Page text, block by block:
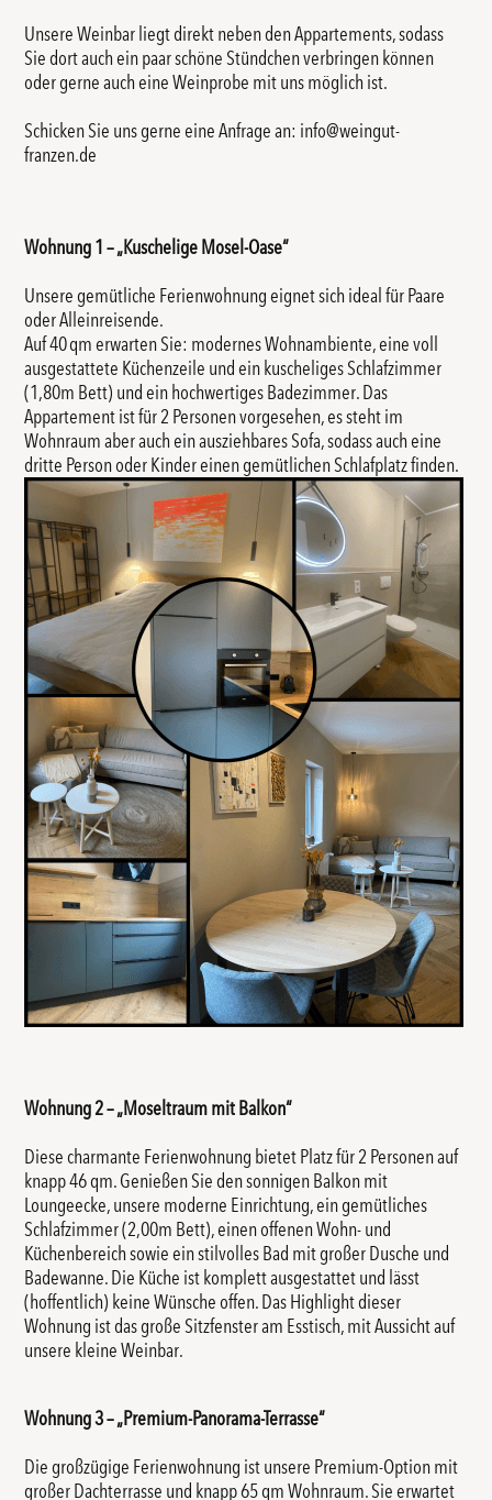
Unsere Weinbar liegt direkt neben den Appartements, sodass
Sie dort auch ein paar schöne Stündchen verbringen können
oder gerne auch eine Weinprobe mit uns möglich ist.
Schicken Sie uns gerne eine Anfrage an: info@weingut-
franzen.de
Wohnung 1 – „Kuschelige Mosel-Oase“
Unsere gemütliche Ferienwohnung eignet sich ideal für Paare
oder Alleinreisende.
Auf 40 qm erwarten Sie: modernes Wohnambiente, eine voll
ausgestattete Küchenzeile und ein kuscheliges Schlafzimmer
(1,80m Bett) und ein hochwertiges Badezimmer. Das
Appartement ist für 2 Personen vorgesehen, es steht im
Wohnraum aber auch ein ausziehbares Sofa, sodass auch eine
dritte Person oder Kinder einen gemütlichen Schlafplatz finden.
Wohnung 2 – „Moseltraum mit Balkon“
Diese charmante Ferienwohnung bietet Platz für 2 Personen auf
knapp 46 qm. Genießen Sie den sonnigen Balkon mit
Loungeecke, unsere moderne Einrichtung, ein gemütliches
Schlafzimmer (2,00m Bett), einen offenen Wohn- und
Küchenbereich sowie ein stilvolles Bad mit großer Dusche und
Badewanne. Die Küche ist komplett ausgestattet und lässt
(hoffentlich) keine Wünsche offen. Das Highlight dieser
Wohnung ist das große Sitzfenster am Esstisch, mit Aussicht auf
unsere kleine Weinbar.
Wohnung 3 – „Premium-Panorama-Terrasse“
Die großzügige Ferienwohnung ist unsere Premium-Option mit
großer Dachterrasse und knapp 65 qm Wohnraum. Sie erwartet